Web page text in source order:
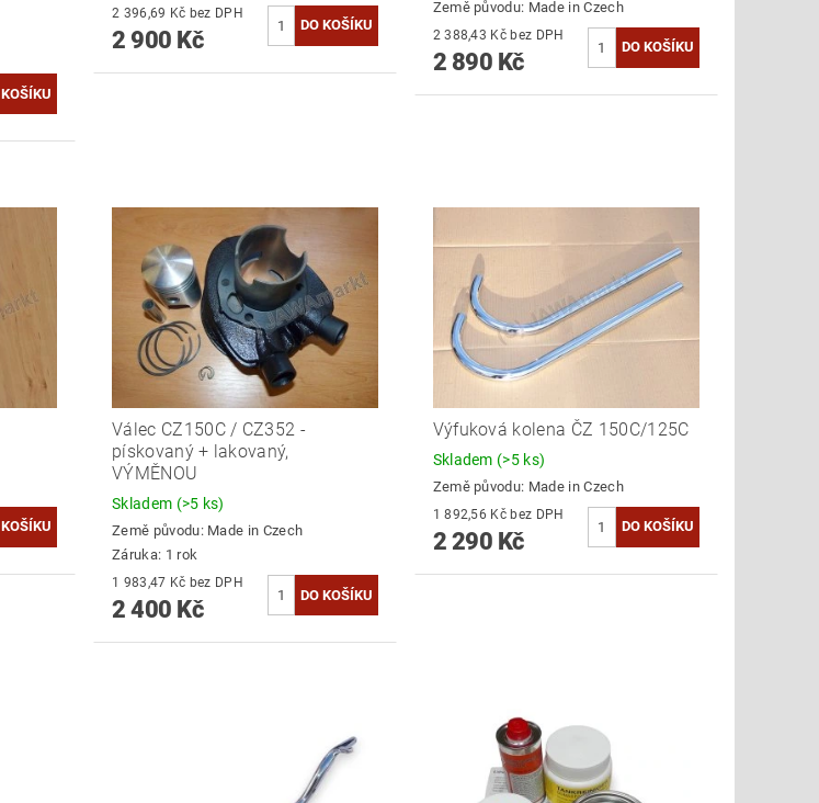
2 396,69 Kč bez DPH
2 900 Kč
Země původu: Made in Czech
2 388,43 Kč bez DPH
2 890 Kč
Válec CZ150C / CZ352 -
pískovaný + lakovaný,
VÝMĚNOU
Skladem (>5 ks)
Země původu: Made in Czech
Záruka: 1 rok
1 983,47 Kč bez DPH
2 400 Kč
Výfuková kolena ČZ 150C/125C
Skladem (>5 ks)
Země původu: Made in Czech
1 892,56 Kč bez DPH
2 290 Kč